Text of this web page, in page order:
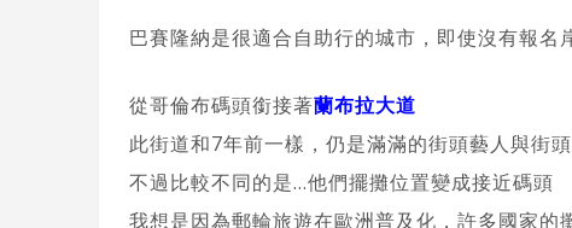
巴賽隆納是很適合自助行的城市，即使沒有報名
從哥倫布碼頭銜接著蘭布拉大道
此街道和7年前一樣，仍是滿滿的街頭藝人與街
不過比較不同的是…他們擺攤位置變成接近碼頭
我想是因為郵輪旅遊在歐洲普及化，許多國家的